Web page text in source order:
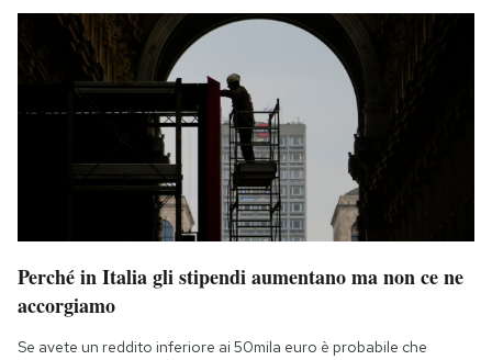
Perché in Italia gli stipendi aumentano ma non ce ne
accorgiamo
Se avete un reddito inferiore ai 50mila euro è probabile che